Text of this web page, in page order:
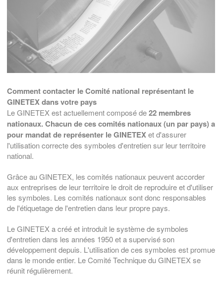
Comment contacter le Comité national représentant le
GINETEX dans votre pays
Le GINETEX est actuellement composé de22 membres
nationaux.Chacun de ces comités nationaux (un par pays) a
pour mandat de représenter le GINETEXet d'assurer
l'utilisation correcte des symboles d'entretien sur leur territoire
national.
Grâce au GINETEX, les comités nationaux peuvent accorder
aux entreprises de leur territoire le droit de reproduire et d'utiliser
les symboles. Les comités nationaux sont donc responsables
de l'étiquetage de l'entretien dans leur propre pays.
Le GINETEX a créé et introduit le système de symboles
d'entretien dans les années 1950 et a supervisé son
développement depuis. L'utilisation de ces symboles est promue
dans le monde entier. Le Comité Technique du GINETEX se
réunit régulièrement.